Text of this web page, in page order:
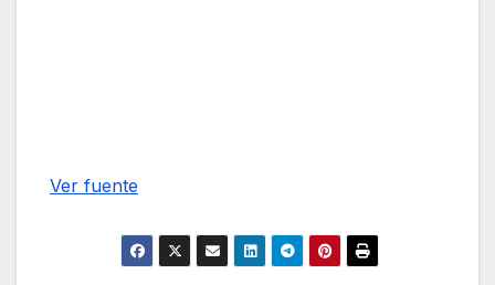
Ver fuente